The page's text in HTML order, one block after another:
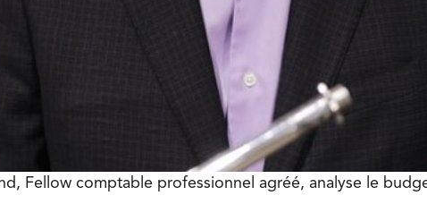
Fellow comptable professionnel agréé, analyse le